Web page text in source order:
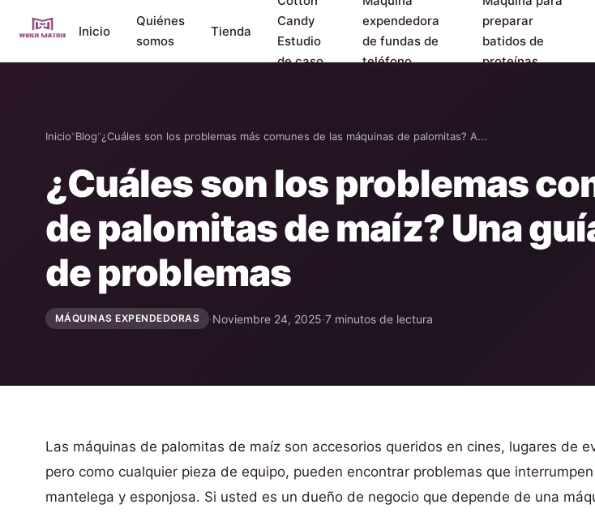
Inicio
Quiénes
somos
Tienda
Candy
Estudio
de caso
expendedora
de fundas de
teléfono
preparar
batidos de
proteínas
Inicio"Blog"¿Cuáles son los problemas más comunes de las máquinas de palomitas? A...
¿Cuáles son los problemas
de palomitas de maíz? Una
de problemas
MÁQUINAS EXPENDEDORAS ·Noviembre 24, 2025·7 minutos de lectura
Las máquinas de palomitas de maíz son accesorios queridos en cines, lugares de
pero como cualquier pieza de equipo, pueden encontrar problemas que
mantelega y esponjosa. Si usted es un dueño de negocio que depende de una